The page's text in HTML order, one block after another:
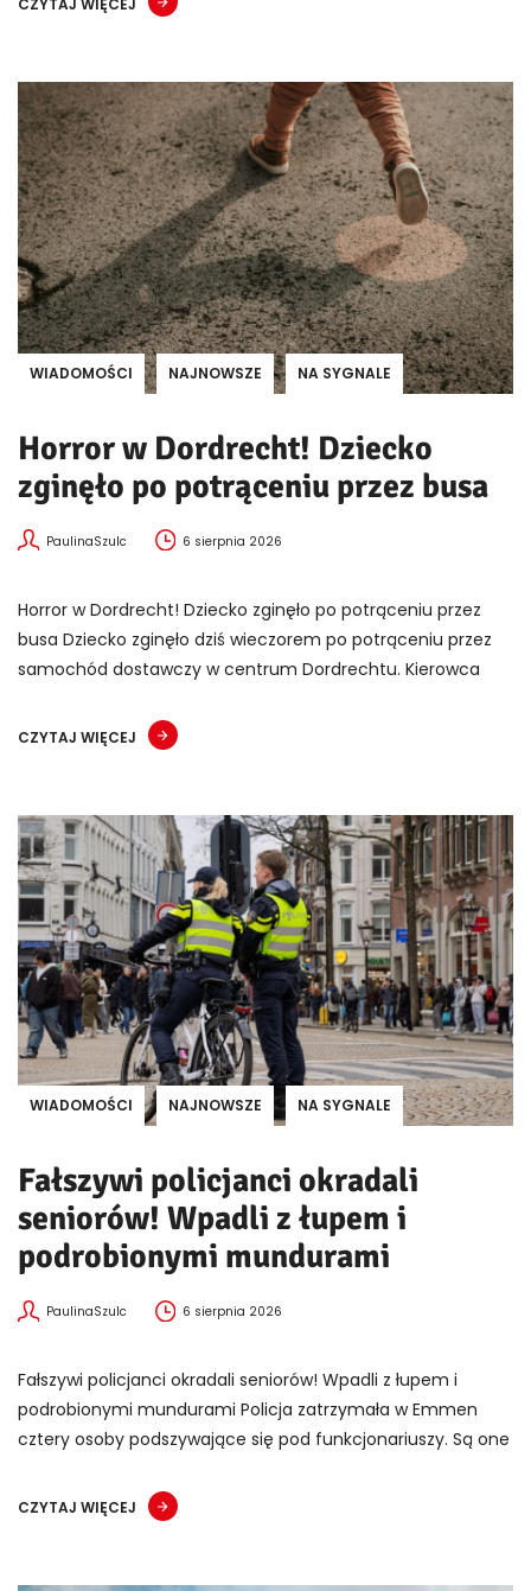
WIADOMOŚCI NAJNOWSZE NA SYGNALE
Horror w Dordrecht! Dziecko
zginęło po potrąceniu przez busa
PaulinaSzulc 6 sierpnia 2026
Horror w Dordrecht! Dziecko zginęło po potrąceniu przez
busa Dziecko zginęło dziś wieczorem po potrąceniu przez
samochód dostawczy w centrum Dordrechtu. Kierowca
CZYTAJ WIĘCEJ
WIADOMOŚCI NAJNOWSZE NA SYGNALE
Fałszywi policjanci okradali
seniorów! Wpadli z łupem i
podrobionymi mundurami
PaulinaSzulc 6 sierpnia 2026
Fałszywi policjanci okradali seniorów! Wpadli z łupem i
podrobionymi mundurami Policja zatrzymała w Emmen
cztery osoby podszywające się pod funkcjonariuszy. Są one
CZYTAJ WIĘCEJ